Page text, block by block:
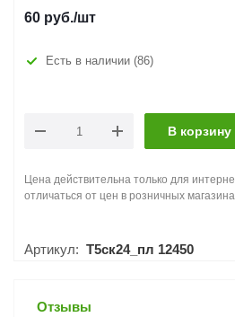
60 руб./шт
Есть в наличии (86)
В корзину
Цена действительна только для
отличаться от цен в розничных
Артикул: Т5ск24_пл 12450
Отзывы